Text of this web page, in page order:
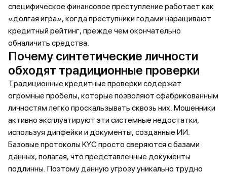
специфическое финансовое преступление работает как
«долгая игра», когда преступники годами наращивают
кредитный рейтинг, прежде чем окончательно
обналичить средства.
Почему синтетические личности
обходят традиционные проверки
Традиционные кредитные проверки содержат
огромные пробелы, которые позволяют сфабрикованным
личностям легко проскальзывать сквозь них. Мошенники
активно эксплуатируют эти системные недостатки,
используя дипфейки и документы, созданные ИИ.
Базовые протоколы KYC просто сверяются с базами
данных, полагая, что представленные документы
подлинны. Поэтому данную угрозу уникально трудно